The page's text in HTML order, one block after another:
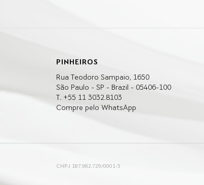
PINHEIROS
Rua Teodoro Sampaio, 1650
São Paulo - SP - Brazil - 05406-100
T. +55 11 3032.8103
Compre pelo WhatsApp
CNPJ 187.982.729/0001-5